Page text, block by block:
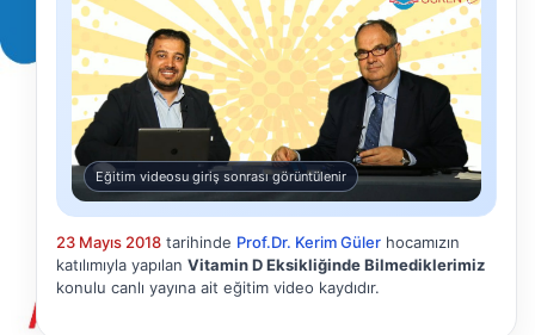
Eğitim videosu giriş sonrası görüntülenir
23 Mayıs 2018 tarihinde Prof.Dr. Kerim Güler hocamızın
katılımıyla yapılan Vitamin D Eksikliğinde Bilmediklerimiz
konulu canlı yayına ait eğitim video kaydıdır.